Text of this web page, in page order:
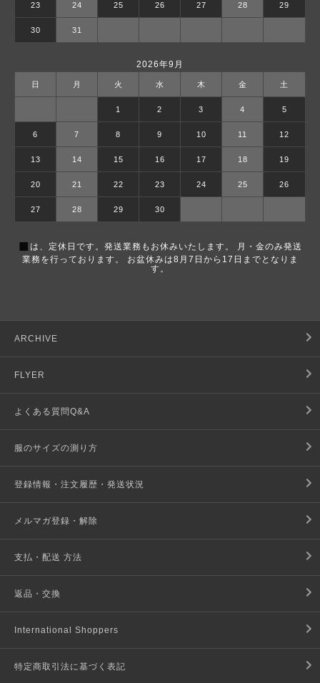
23 24 25 26 27 28 29
30 31
2026年9月
日 月 火 水 木 金 土
1 2 3 4 5
6 7 8 9 10 11 12
13 14 15 16 17 18 19
20 21 22 23 24 25 26
27 28 29 30
■ は、定休日です。発送業務もお休みいたします。 月・金のみ発送
業務を行っております。 お盆休みは8月7日から17日までとなりま
す。
ARCHIVE
FLYER
よくある質問Q&A
服のサイズの測り方
登録情報・注文履歴・発送状況
メルマガ登録・解除
支払・配送 方法
返品・交換
International Shoppers
特定商取引法に基づく表記